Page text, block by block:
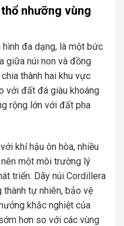
nhưỡng vùng
đa dạng, là một bức
giữa núi non và đồng
thành hai khu vực
với đất đá giàu khoáng
rộng lớn với đất pha
khí hậu ôn hòa, nhiều
một môi trường lý
triển. Dãy núi Cordillera
tự nhiên, bảo vệ
khắc nghiệt của
hơn so với các vùng